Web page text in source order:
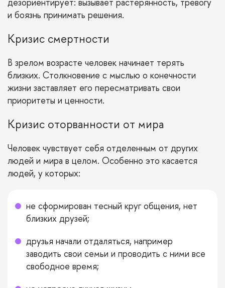
и боязнь принимать решения.
Кризис смертности
В зрелом возрасте человек начинает терять
близких. Столкновение с мыслью о конечности
жизни заставляет его пересматривать свои
приоритеты и ценности.
Кризис оторванности от мира
Человек чувствует себя отделенным от других
людей и мира в целом. Особенно это касается
людей, у которых:
не сформирован тесный круг общения, нет
близких друзей;
друзья начали отдаляться, например
заводить свои семьи и проводить с ними все
свободное время;